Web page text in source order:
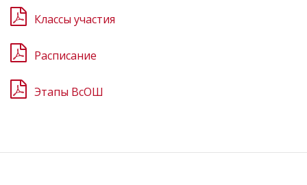
Классы участия
Расписание
Этапы ВсОШ